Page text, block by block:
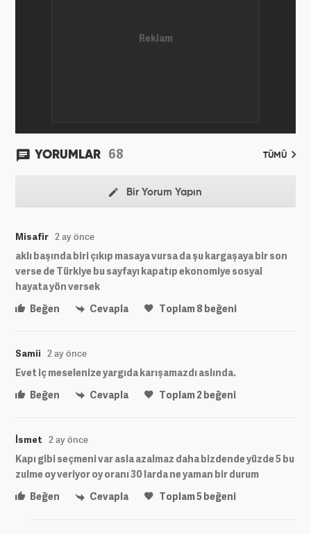
YORUMLAR 68 TÜMÜ
Bir Yorum Yapın
Misafir 2 ay önce
aklı başında biri çıkıp masaya vursa da şu kargaşaya bir son
verse de Türkiye bu sayfayı kapatıp ekonomiye sosyal
hayata yön versek
Beğen
Cevapla Toplam8beğeni
Samii 2 ay önce
Evet iç meselenize yargıda karışamazdı aslında.
Beğen
Cevapla Toplam2beğeni
İsmet 2 ay önce
Kapı gibi seçmeni var asla azalmaz daha bizdende yüzde 5 bu
zulme oy veriyor oy oranı 30 larda ne yaman bir durum
Beğen
Cevapla Toplam5beğeni